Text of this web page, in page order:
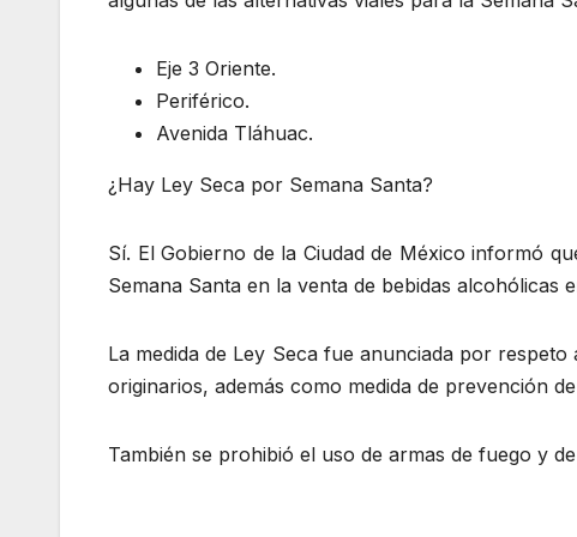
Eje 3 Oriente.
Periférico.
Avenida Tláhuac.
¿Hay Ley Seca por Semana Santa?
Sí. El Gobierno de la Ciudad de México informó
Semana Santa en la venta de bebidas alcohólicas
La medida de Ley Seca fue anunciada por
originarios, además como medida de prevención
También se prohibió el uso de armas de fuego y